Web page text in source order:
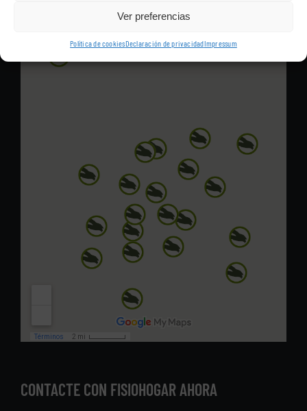
Ver preferencias
Política de cookiesDeclaración de privacidadImpressum
CONTACTE CON FISIOHOGAR AHORA